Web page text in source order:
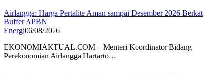
Airlangga: Harga Pertalite Aman sampai Desember 2026 Berkat
Buffer APBN
Energi06/08/2026
EKONOMIAKTUAL.COM – Menteri Koordinator Bidang
Perekonomian Airlangga Hartarto…